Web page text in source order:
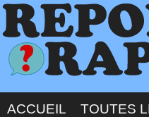
ACCUEIL TOUTES